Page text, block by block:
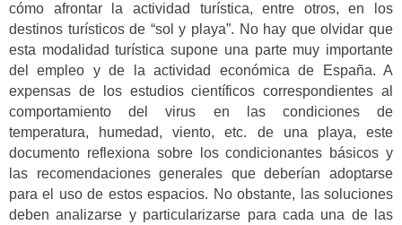
cómo afrontar la actividad turística, entre otros, en los
destinos turísticos de “sol y playa”. No hay que olvidar que
esta modalidad turística supone una parte muy importante
del empleo y de la actividad económica de España. A
expensas de los estudios científicos correspondientes al
comportamiento del virus en las condiciones de
temperatura, humedad, viento, etc. de una playa, este
documento reflexiona sobre los condicionantes básicos y
las recomendaciones generales que deberían adoptarse
para el uso de estos espacios. No obstante, las soluciones
deben analizarse y particularizarse para cada una de las